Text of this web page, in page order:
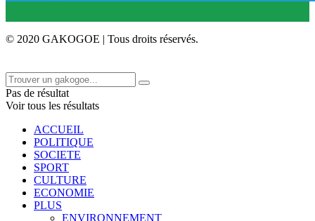
© 2020 GAKOGOE | Tous droits réservés.
Pas de résultat
Voir tous les résultats
ACCUEIL
POLITIQUE
SOCIETE
SPORT
CULTURE
ECONOMIE
PLUS
ENVIRONNEMENT